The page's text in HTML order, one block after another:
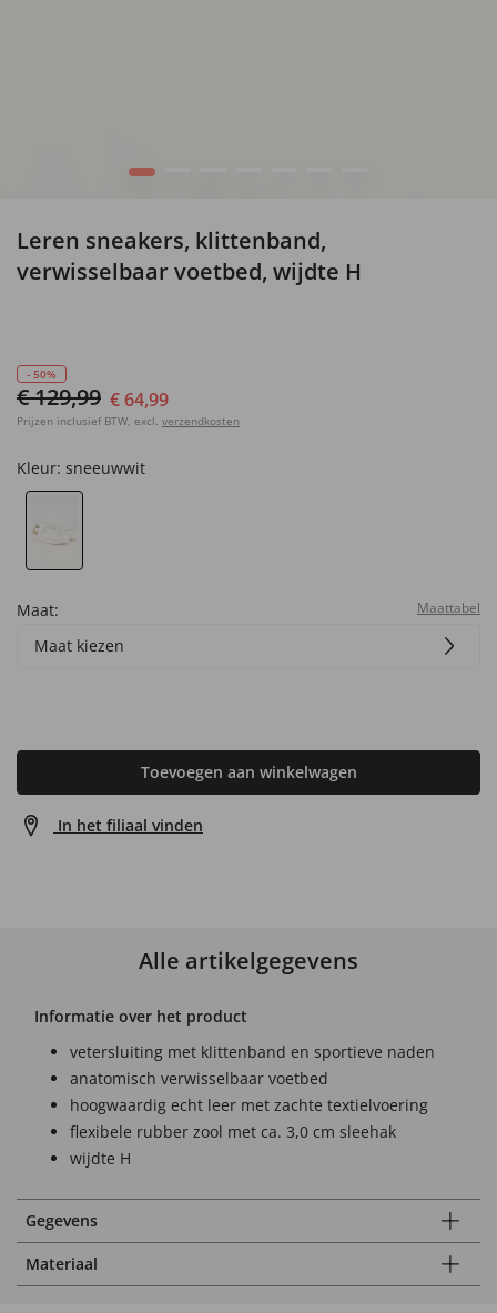
1
Leren sneakers, klittenband,
verwisselbaar voetbed, wijdte H
- 50%
€ 129,99 € 64,99
Prijzen inclusief BTW, excl. verzendkosten
Kleur: sneeuwwit
Maat: Maattabel
Maat kiezen
Toevoegen aan winkelwagen
In het filiaal vinden
Alle artikelgegevens
Informatie over het product
vetersluiting met klittenband en sportieve naden
anatomisch verwisselbaar voetbed
hoogwaardig echt leer met zachte textielvoering
flexibele rubber zool met ca. 3,0 cm sleehak
wijdte H
Gegevens
Materiaal